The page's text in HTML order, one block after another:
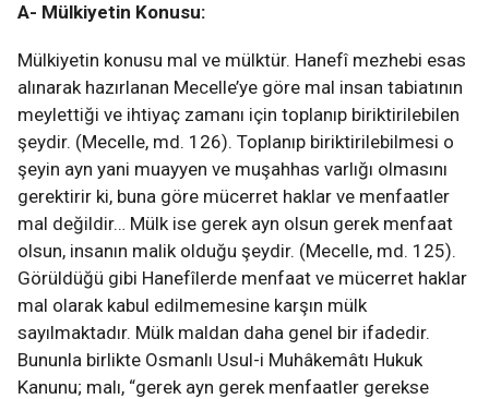
A- Mülkiyetin Konusu:
Mülkiyetin konusu mal ve mülktür. Hanefî mezhebi esas
alınarak hazırlanan Mecelle’ye göre mal insan tabiatının
meylettiği ve ihtiyaç zamanı için toplanıp biriktirilebilen
şeydir. (Mecelle, md. 126). Toplanıp biriktirilebilmesi o
şeyin ayn yani muayyen ve muşahhas varlığı olmasını
gerektirir ki, buna göre mücerret haklar ve menfaatler
mal değildir… Mülk ise gerek ayn olsun gerek menfaat
olsun, insanın malik olduğu şeydir. (Mecelle, md. 125).
Görüldüğü gibi Hanefîlerde menfaat ve mücerret haklar
mal olarak kabul edilmemesine karşın mülk
sayılmaktadır. Mülk maldan daha genel bir ifadedir.
Bununla birlikte Osmanlı Usul-i Muhâkemâtı Hukuk
Kanunu; malı, “gerek ayn gerek menfaatler gerekse